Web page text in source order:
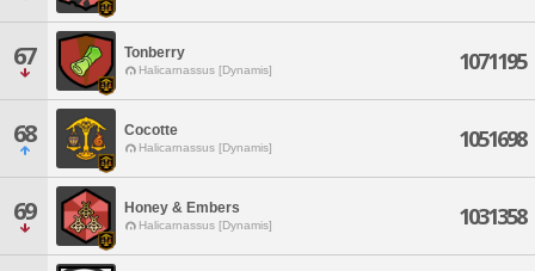
67 Tonberry
Halicarnassus [Dynamis] 1071195
68 Cocotte
Halicarnassus [Dynamis] 1051698
69 Honey & Embers
Halicarnassus [Dynamis] 1031358